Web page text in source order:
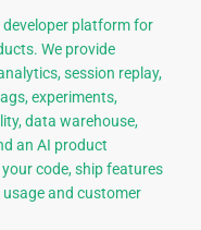
developer platform for
We provide
session replay,
experiments,
data warehouse,
an AI product
code, ship features
and customer